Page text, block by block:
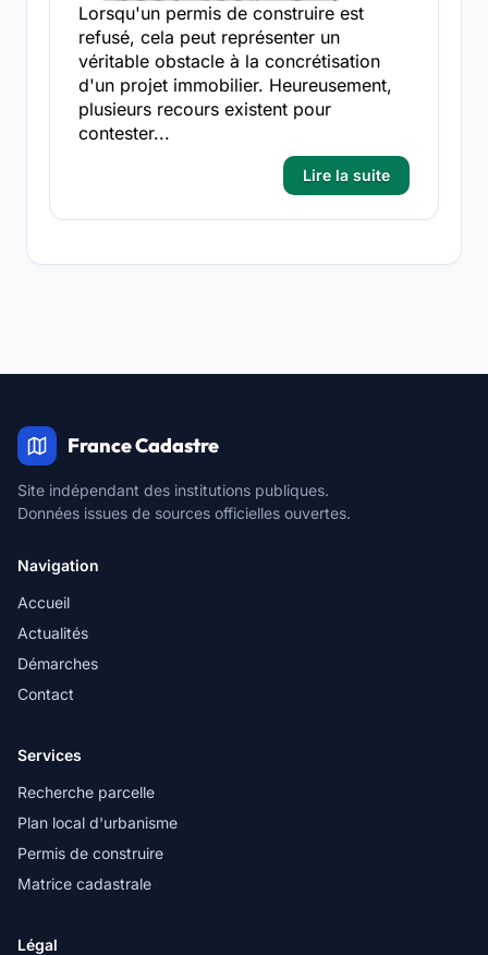
Lorsqu'un permis de construire est
refusé, cela peut représenter un
véritable obstacle à la concrétisation
d'un projet immobilier. Heureusement,
plusieurs recours existent pour
contester...
Lire la suite
France Cadastre
Site indépendant des institutions publiques.
Données issues de sources officielles ouvertes.
Navigation
Accueil
Actualités
Démarches
Contact
Services
Recherche parcelle
Plan local d'urbanisme
Permis de construire
Matrice cadastrale
Légal